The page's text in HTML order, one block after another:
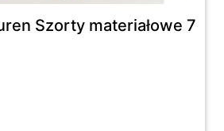
Szorty materiałowe